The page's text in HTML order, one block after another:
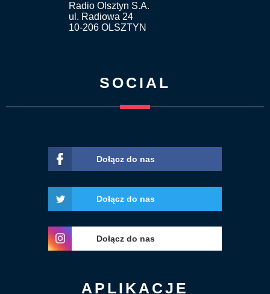
Radio Olsztyn S.A.
ul. Radiowa 24
10-206 OLSZTYN
SOCIAL
Dołącz do nas
Dołącz do nas
Dołącz do nas
APLIKACJE